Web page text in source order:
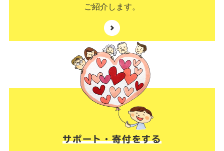
ご紹介します。
サポート・寄付をする